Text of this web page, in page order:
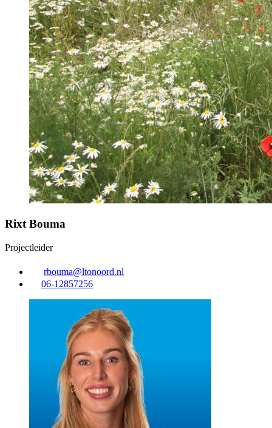
Rixt Bouma
Projectleider
rbouma@ltonoord.nl
06-12857256